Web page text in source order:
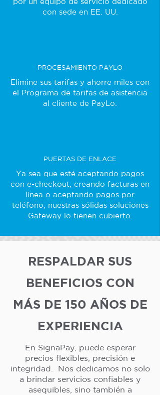
con sede en EE. UU.
PROCESAMIENTO PAYLO
Elimine sus tarifas y ahorre miles con
el Programa de tarifas de asistencia
al cliente de PayLo.
PUERTAS DE ENLACE
Ya sea que esté aceptando pagos
con e-checkout, creando facturas en
línea o aceptando pagos por
teléfono, nuestras sólidas soluciones
Gateway lo tienen cubierto.
RESPALDAR SUS
BENEFICIOS CON
MÁS DE 150 AÑOS DE
EXPERIENCIA
En SignaPay, puede esperar
precios flexibles, precisión e
integridad. Nos dedicamos no solo
a brindar servicios confiables y
asequibles, sino también a